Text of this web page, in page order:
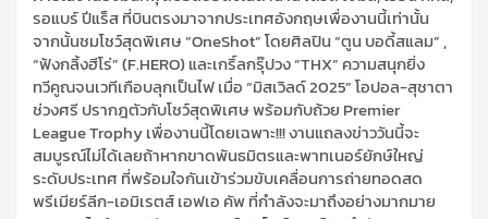
รอแบร์ ปีแร็ส ที่บินตรงมาจากประเทศอังกฤษเพื่องานนี้เท่านั้น
จากนั้นชมโชว์สุดพิเศษ “OneShot” โดยศิลปิน “ตูน บอดี้สแลม” ,
“ฟังกลิ้งฮีโร่” (F.HERO) และเกริ์ลกรุ๊ปวง “THX” ความสนุกยิ่ง
ทวีคูณจนเวทีเกือบลุกเป็นไฟ เมื่อ “มิสเวิลด์ 2025” โอปอล-สุชาตา
ช่วงศรี ปรากฎตัวกับโชว์สุดพิเศษ พร้อมกับถ้วย Premier
League Trophy เพื่องานนี้โดยเฉพาะ!!! งานแถลงข่าววันนี้จะ
สมบูรณ์ไม่ได้เลยถ้าหากขาดพันธมิตรและพาทเนอร์ยักษ์ใหญ่
ระดับประเทศ ที่พร้อมใจกันเข้าร่วมขับเคลื่อนการถ่ายทอดสด
พรีเมียร์ลีก-เอมิเรตส์ เอฟเอ คัพ ที่กำลังจะมาถึงอย่างมากมาย